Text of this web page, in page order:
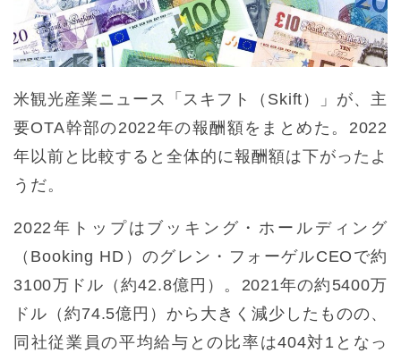
米観光産業ニュース「スキフト（Skift）」が、主
要OTA幹部の2022年の報酬額をまとめた。2022
年以前と比較すると全体的に報酬額は下がったよ
うだ。
2022年トップはブッキング・ホールディング
（Booking HD）のグレン・フォーゲルCEOで約
3100万ドル（約42.8億円）。2021年の約5400万
ドル（約74.5億円）から大きく減少したものの、
同社従業員の平均給与との比率は404対1となっ